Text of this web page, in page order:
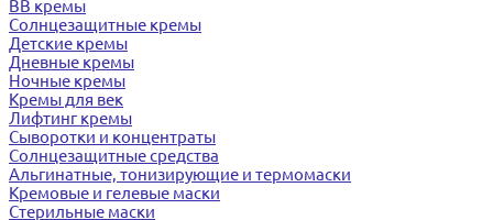
BB кремы
Солнцезащитные кремы
Детские кремы
Дневные кремы
Ночные кремы
Кремы для век
Лифтинг кремы
Сыворотки и концентраты
Солнцезащитные средства
Альгинатные, тонизирующие и термомаски
Кремовые и гелевые маски
Стерильные маски